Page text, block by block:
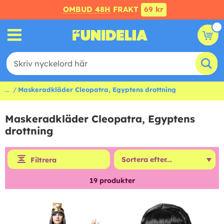
OMBUD 48H FRAKT 69 kr
... Maskeradkläder Cleopatra, Egyptens drottning
Maskeradkläder Cleopatra, Egyptens
drottning
Filtrera
19produkter